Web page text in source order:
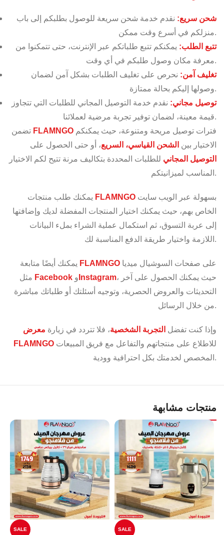
شحن سريع: نقدم خدمة شحن سريعة للوصول بطلبكم إلى باب
منزلكم في أسرع وقت ممكن.
تتبع الطلب: يمكنكم تتبع طلباتكم عبر الإنترنت، حتى تتمكنوا من
معرفة مكان وصول طلبكم في أي وقت.
تغليف آمن: نحرص على تغليف الطلبات بشكل آمن لضمان
وصولها إليكم بحالة ممتازة.
توصيل مجاني: نقدم خدمة التوصيل المجاني للطلبات التي تتجاوز
قيمة معينة، لضمان توفير تجربة مرضية لعملائنا.
تضمن FLAMNGOفترات توصيل مريحة ومتنوعة، حيث يمكنكم
الاختيار بين الشحن القياسي، السريع، أو حتى الحصول على
التوصيل المجاني للطلبات المحددة بتكاليف مرنة تتيح لكم الاختيار
المناسب لميزانيتكم.
FLAMNGOبسهولة عبر الويب سايت
الخاص بهم، حيث يمكنك اختيار المنتجات المفضلة لديك وإضافتها
إلى عربة التسوق، ثم استكمال عملية الشراء بملء البيانات
اللازمة واختيار طريقة الدفع المناسبة لك.
FLAMNGOعلى صفحات السوشيال ميديا
Facebook و Instagram، حيث يمكنك الحصول على آخر
التحديثات والعروض الحصرية، وتوجيه أسئلتك أو طلباتك مباشرة
من خلال الرسائل.
وإذا كنت تفضل التجربة الشخصية، فلا تتردد في زيارة معرض
FLAMNGOللاطلاع على منتجاتهم والتفاعل مع فريق المبيعات
المخصص لخدمتك بكل احترافية وودية.
منتجات مشابهة
SALE SALE